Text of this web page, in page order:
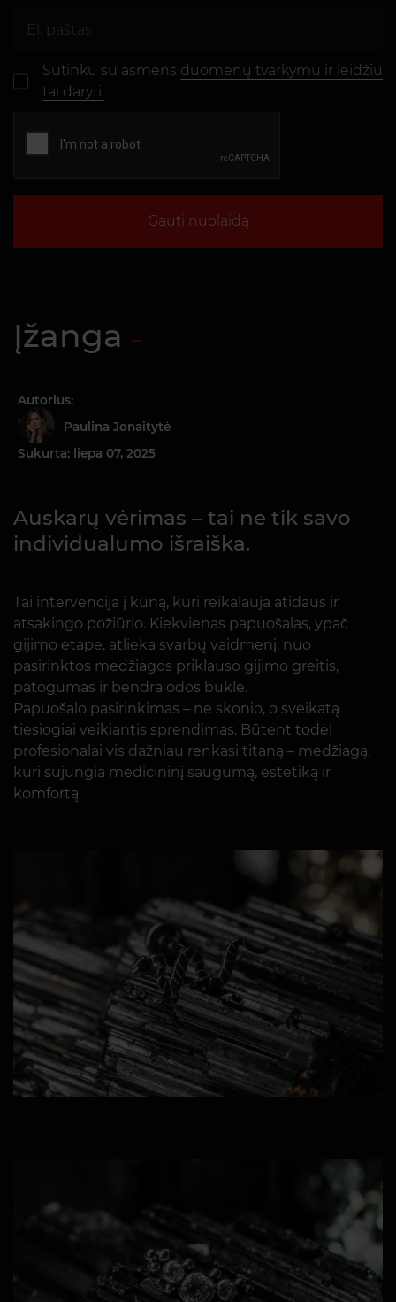
Sutinku su asmens duomenų tvarkymu ir leidžiu
tai daryti.
Gauti nuolaidą
Įžanga
Autorius:
Paulina Jonaitytė
Sukurta: liepa 07, 2025
Auskarų vėrimas – tai ne tik savo
individualumo išraiška.
Tai intervencija į kūną, kuri reikalauja atidaus ir
atsakingo požiūrio. Kiekvienas papuošalas, ypač
gijimo etape, atlieka svarbų vaidmenį: nuo
pasirinktos medžiagos priklauso gijimo greitis,
patogumas ir bendra odos būklė.
Papuošalo pasirinkimas – ne skonio, o sveikatą
tiesiogiai veikiantis sprendimas. Būtent todėl
profesionalai vis dažniau renkasi titaną – medžiagą,
kuri sujungia medicininį saugumą, estetiką ir
komfortą.